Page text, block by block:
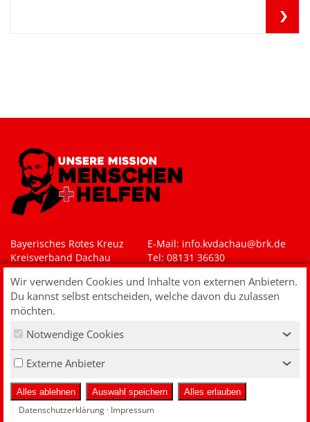
Bayerisches Rotes Kreuz
Kreisverband Dachau
Rotkreuzplatz 3-4
85221 Dachau
E-Mail: info.kvdachau@brk.de
Tel: 08131 36630
Impressum
Kontakt
VERTRAG WIDERRUFEN
Wir verwenden Cookies und Inhalte von externen Anbietern.
Du kannst selbst entscheiden, welche davon du zulassen
möchten.
Notwendige Cookies
‹
Externe Anbieter ‹
Alles ablehnen Auswahl speichern Alles erlauben
Datenschutzerklärung · Impressum